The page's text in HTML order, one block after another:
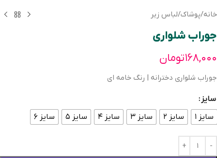
خانه/پوشاک/لباس زیر
جوراب شلواری
۱۶۸,۰۰۰تومان
جوراب شلواری دخترانه | رنگ خامه ای
سایز
سایز ۱
سایز ۲ سایز ۳ سایز ۴ سایز ۵ سایز ۶